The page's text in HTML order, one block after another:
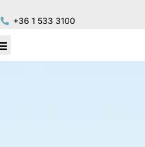
+36 1 533 3100